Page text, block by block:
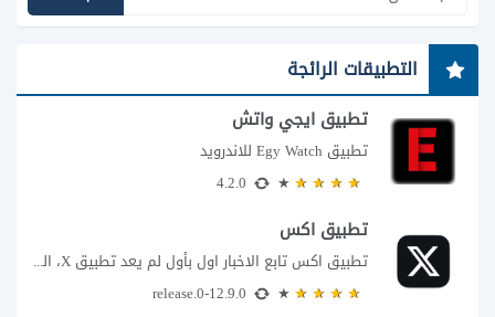
التطبيقات الرائجة
تطبيق ايجي واتش
تطبيق Egy Watch للاندرويد
تطبيق اكس
تطبيق اكس تابع الاخبار اول بأول لم يعد تطبيق X، المعروف سابقا باسم تويتر،...